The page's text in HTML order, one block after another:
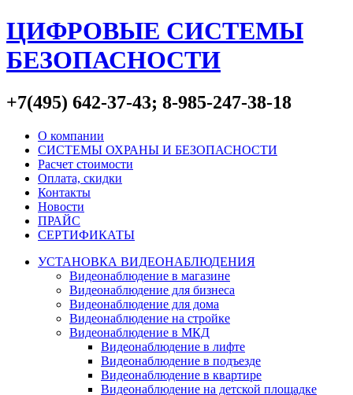
ЦИФРОВЫЕ СИСТЕМЫ
БЕЗОПАСНОСТИ
+7(495) 642-37-43; 8-985-247-38-18
О компании
СИСТЕМЫ ОХРАНЫ И БЕЗОПАСНОСТИ
Расчет стоимости
Оплата, скидки
Контакты
Новости
ПРАЙС
СЕРТИФИКАТЫ
УСТАНОВКА ВИДЕОНАБЛЮДЕНИЯ
Видеонаблюдение в магазине
Видеонаблюдение для бизнеса
Видеонаблюдение для дома
Видеонаблюдение на стройке
Видеонаблюдение в МКД
Видеонаблюдение в лифте
Видеонаблюдение в подъезде
Видеонаблюдение в квартире
Видеонаблюдение на детской площадке